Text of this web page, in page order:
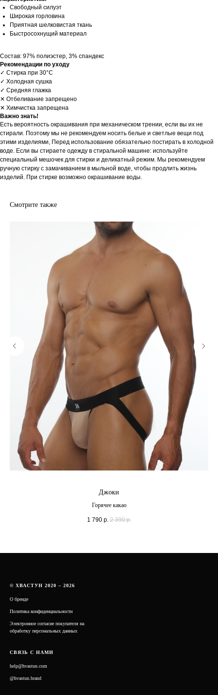
Свободный силуэт
Широкая горловина
Приятная шелковистая ткань
Быстросохнущий материал
Состав: 97% полиэстер, 3% спандекс
Рекомендации по уходу
✓ Стирка при 30°С
✓ Холодная сушка
✓ Средняя глажка
✕ Отбеливание запрещено
✕ Химчистка запрещена
Важно знать!
Есть вероятность окрашивания при механическом трении, если вы их не
стирали. Поэтому мы не рекомендуем носить белые и светлые вещи под
этими изделиями, Перед использование обязательно постирать в холодной
воде. Если вы стираете одежду в стиральной машине: используйте
специальный мешочек для стирки и деликатный режим. Мы рекомендуем
ручную стирку с замачиванием в мыльной воде, чтобы продлить жизнь
изделий. При стирке возможно окрашивание воды.
Смотрите также
Джоки
Горячее какао
1 790 р. 2 390 р.
© ХВАСТУН 2020 – 2026
О бренде
Политика конфиденциальности
Электронное согласие покупателя на
обработку персональных данных
СВЯЗЬ С НАМИ
help@hvastun.com
@hvastun.brand